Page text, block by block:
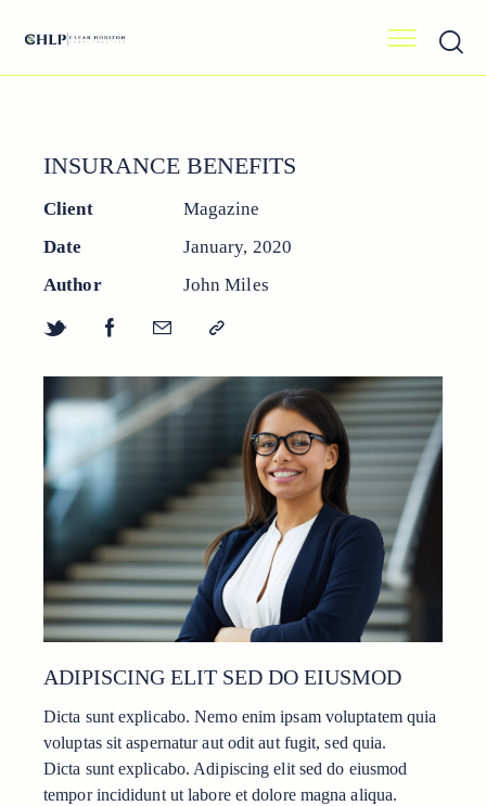
INSURANCE BENEFITS
Client
Magazine
Date
January, 2020
Author
John Miles
ADIPISCING ELIT SED DO EIUSMOD
Dicta sunt explicabo. Nemo enim ipsam voluptatem quia
voluptas sit aspernatur aut odit aut fugit, sed quia.
Dicta sunt explicabo. Adipiscing elit sed do eiusmod
tempor incididunt ut labore et dolore magna aliqua.